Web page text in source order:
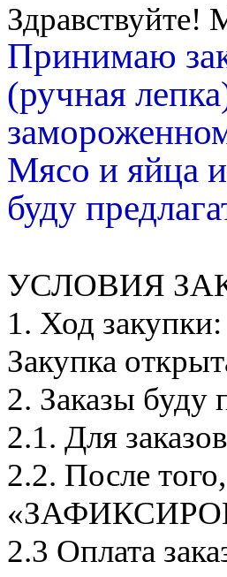
Здравствуйте!
Принимаю
(ручная
Мясо и яйца
буду
УСЛОВИЯ
1. Ход закупки:
Закупка
2. Заказы
2.1. Для
2.2. После
2.3 Оплата